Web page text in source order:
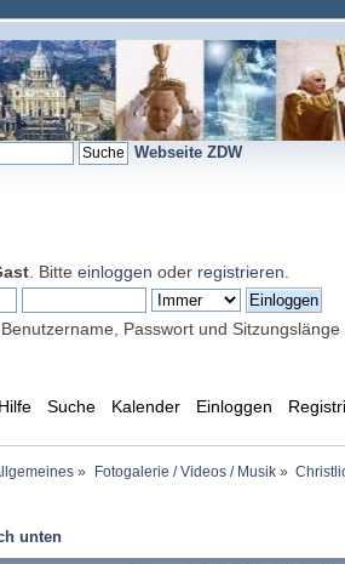
Webseite ZDW
. Bitte einloggen oder registrieren
Passwort und Sitzungslänge
Hilfe Suche Kalender Einloggen
» Fotogalerie / Videos / Musik»
unten